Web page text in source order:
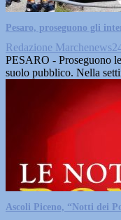
Pesaro, proseguono gli
Redazione
PESARO - Proseguono
suolo pubblico. Nella
Ascoli Piceno, “Notti dei